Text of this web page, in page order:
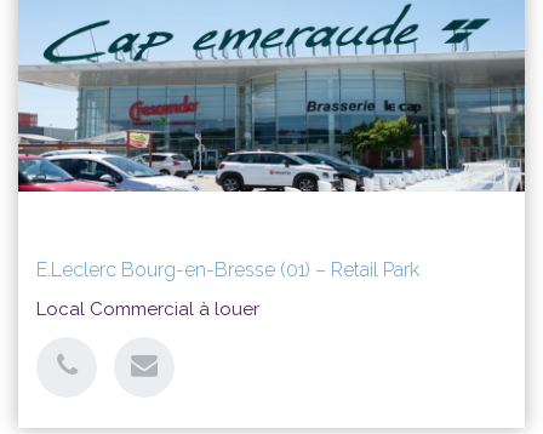
E.Leclerc Bourg-en-Bresse (01) – Retail Park
Local Commercial à louer